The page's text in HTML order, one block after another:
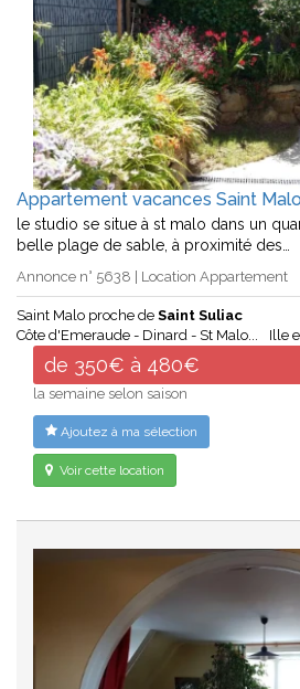
Appartement vacances Saint
le studio se situe à st malo dans un
belle plage de sable, à proximité des…
Annonce n° 5638 | Location Appartement
Saint Malo proche de Saint Suliac
Côte d'Emeraude - Dinard - St Malo...
Ille
de 350€ à 480€
la semaine selon saison
Ajoutez à ma sélection
Voir cette location